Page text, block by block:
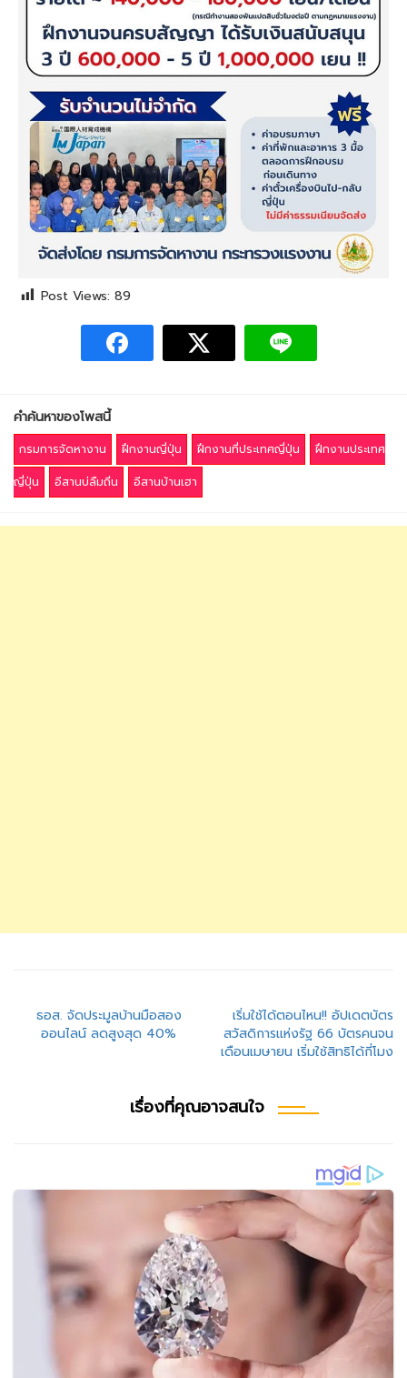
Post Views: 89
คำค้นหาของโพสนี้
กรมการจัดหางาน ฝึกงานญี่ปุ่น ฝึกงานที่ประเทศญี่ปุ่น
ฝึกงานประเทศ
ญี่ปุ่น
อีสานบ่ลืมถิ่น อีสานบ้านเฮา
แนะแนว
เรื่อง
ธอส. จัดประมูลบ้านมือสอง
ออนไลน์ ลดสูงสุด 40%
เริ่มใช้ได้ตอนไหน!! อัปเดตบัตร
สวัสดิการแห่งรัฐ 66 บัตรคนจน
เดือนเมษายน เริ่มใช้สิทธิได้กี่โมง
เรื่องที่คุณอาจสนใจ